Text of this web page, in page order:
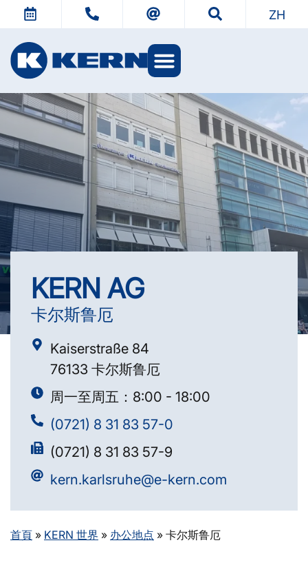
ZH
KERN AG
卡尔斯鲁厄
Kaiserstraße 84
76133 卡尔斯鲁厄
周一至周五：8:00 - 18:00
(0721) 8 31 83 57-0
(0721) 8 31 83 57-9
kern.karlsruhe@e-kern.com
首頁 » KERN 世界 » 办公地点 » 卡尔斯鲁厄